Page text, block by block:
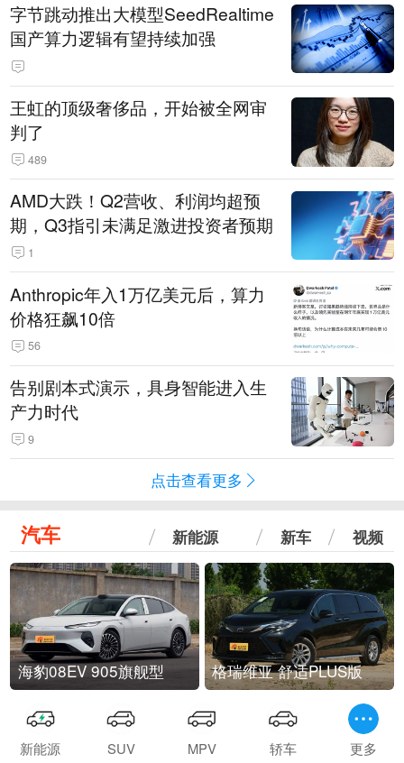
字节跳动推出大模型SeedRealtime
国产算力逻辑有望持续加强
王虹的顶级奢侈品，开始被全网审
判了
489
AMD大跌！Q2营收、利润均超预
期，Q3指引未满足激进投资者预期
1
Anthropic年入1万亿美元后，算力
价格狂飙10倍
56
告别剧本式演示，具身智能进入生
产力时代
9
点击查看更多
汽车 新能源 新车 视频
海豹08EV 905旗舰型 格瑞维亚 舒适PLUS版
新能源 SUV MPV 轿车 更多